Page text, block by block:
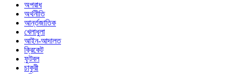
অপরাধ
অর্থনীতি
আর্ন্তজাতিক
খেলাধুলা
আইন-আদালত
ক্রিকেট
ফুটবল
চাকুরী